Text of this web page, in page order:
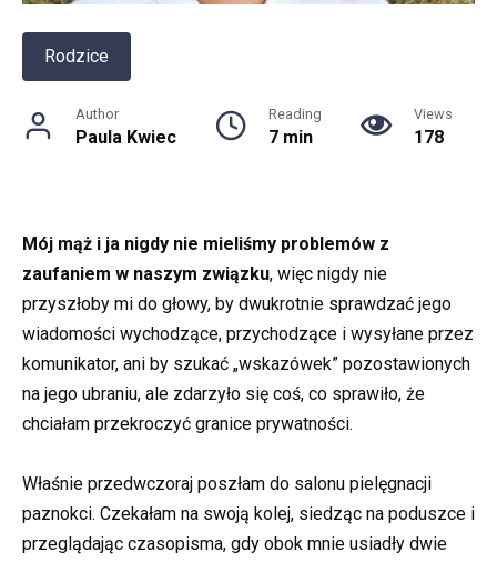
Rodzice
Author
Paula Kwiec
Reading
7 min
Views
178
Mój mąż i ja nigdy nie mieliśmy problemów z
zaufaniem w naszym związku, więc nigdy nie
przyszłoby mi do głowy, by dwukrotnie sprawdzać jego
wiadomości wychodzące, przychodzące i wysyłane przez
komunikator, ani by szukać „wskazówek” pozostawionych
na jego ubraniu, ale zdarzyło się coś, co sprawiło, że
chciałam przekroczyć granice prywatności.
Właśnie przedwczoraj poszłam do salonu pielęgnacji
paznokci. Czekałam na swoją kolej, siedząc na poduszce i
przeglądając czasopisma, gdy obok mnie usiadły dwie